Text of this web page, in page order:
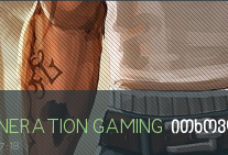
GAMING